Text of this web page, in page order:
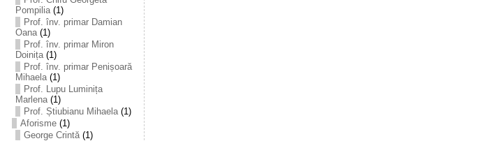
Pompilia(1)
Prof. înv. primar Damian
Oana(1)
Prof. înv. primar Miron
Doinița(1)
Prof. înv. primar Penișoară
Mihaela(1)
Prof. Lupu Luminița
Marlena(1)
Prof. Știubianu Mihaela(1)
Aforisme(1)
George Crintă(1)